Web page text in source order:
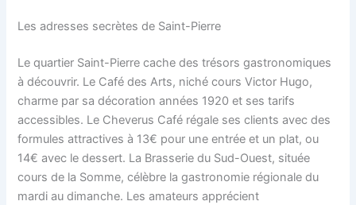
Les adresses secrètes de Saint-Pierre
Le quartier Saint-Pierre cache des trésors gastronomiques
à découvrir. Le Café des Arts, niché cours Victor Hugo,
charme par sa décoration années 1920 et ses tarifs
accessibles. Le Cheverus Café régale ses clients avec des
formules attractives à 13€ pour une entrée et un plat, ou
14€ avec le dessert. La Brasserie du Sud-Ouest, située
cours de la Somme, célèbre la gastronomie régionale du
mardi au dimanche. Les amateurs apprécient